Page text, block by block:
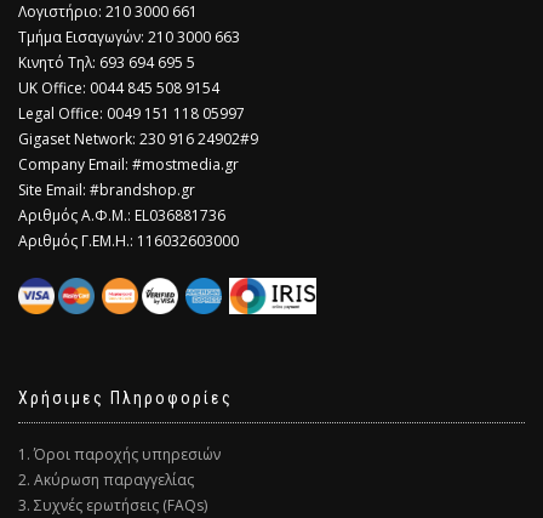
Λογιστήριο: 210 3000 661
Τμήμα Εισαγωγών: 210 3000 663
Κινητό Τηλ: 693 694 695 5
​UK Office: 0044 845 508 9154
Legal Office: 0049 151 118 05997
Gigaset Network: 230 916 24902#9
Company Email: #mostmedia.gr
Site Email: #brandshop.gr
Αριθμός Α.Φ.Μ.: EL036881736
Αριθμός Γ.ΕΜ.Η.: 116032603000
Χρήσιμες Πληροφορίες
1. Όροι παροχής υπηρεσιών
2. Ακύρωση παραγγελίας
3. Συχνές ερωτήσεις (FAQs)